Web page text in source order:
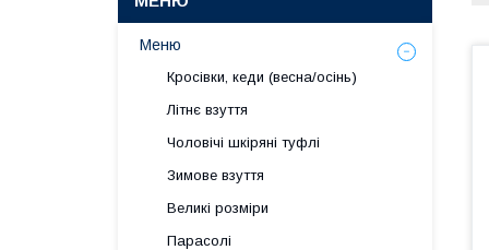
Меню
Кросівки, кеди (весна/осінь)
Літнє взуття
Чоловічі шкіряні туфлі
Зимове взуття
Великі розміри
Парасолі